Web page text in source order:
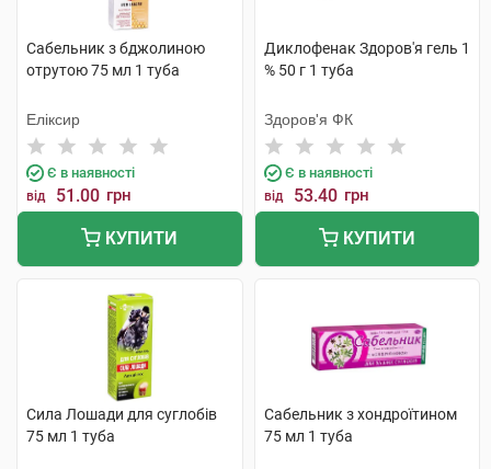
Сабельник з бджолиною
отрутою 75 мл 1 туба
Еліксир
Є в наявності
від 51.00 грн
КУПИТИ
Диклофенак Здоров'я гель 1
% 50 г 1 туба
Здоров'я ФК
Є в наявності
від 53.40 грн
КУПИТИ
Сила Лошади для суглобів
75 мл 1 туба
Сабельник з хондроїтином
75 мл 1 туба